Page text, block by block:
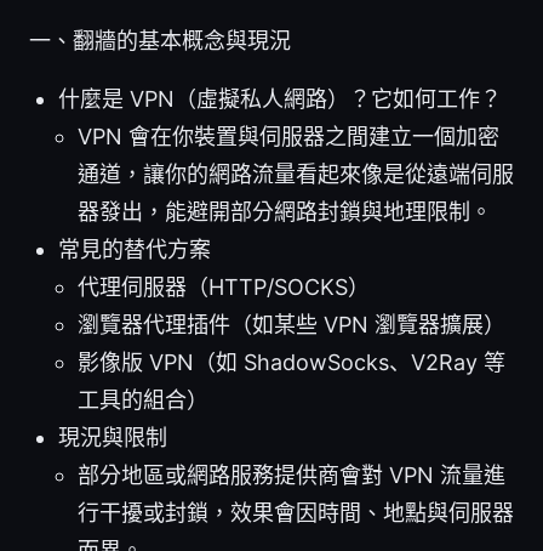
一、翻牆的基本概念與現況
什麼是 VPN（虛擬私人網路）？它如何工作？
VPN 會在你裝置與伺服器之間建立一個加密
通道，讓你的網路流量看起來像是從遠端伺服
器發出，能避開部分網路封鎖與地理限制。
常見的替代方案
代理伺服器（HTTP/SOCKS）
瀏覽器代理插件（如某些 VPN 瀏覽器擴展）
影像版 VPN（如 ShadowSocks、V2Ray 等
工具的組合）
現況與限制
部分地區或網路服務提供商會對 VPN 流量進
行干擾或封鎖，效果會因時間、地點與伺服器